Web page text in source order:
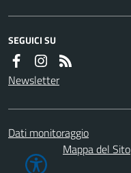
SEGUICI SU
Newsletter
Dati monitoraggio
Mappa del Sito